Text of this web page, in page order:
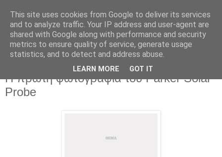
Η πρώτη φωτογραφία του Parker Solar
Probe
This site uses cookies from Google to deliver its services
and to analyze traffic. Your IP address and user-agent are
shared with Google along with performance and security
metrics to ensure quality of service, generate usage
statistics, and to detect and address abuse.
LEARN MORE GOT IT